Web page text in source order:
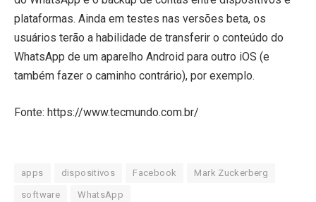
plataformas. Ainda em testes nas versões beta, os
usuários terão a habilidade de transferir o conteúdo do
WhatsApp de um aparelho Android para outro iOS (e
também fazer o caminho contrário), por exemplo.
Fonte: https://www.tecmundo.com.br/
apps dispositivos Facebook Mark Zuckerberg
software WhatsApp